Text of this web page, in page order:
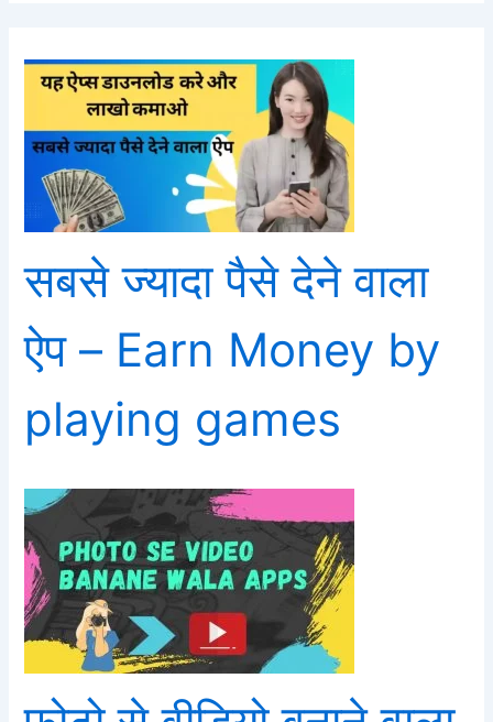
सबसे ज्यादा पैसे देने वाला
ऐप – Earn Money by
playing games